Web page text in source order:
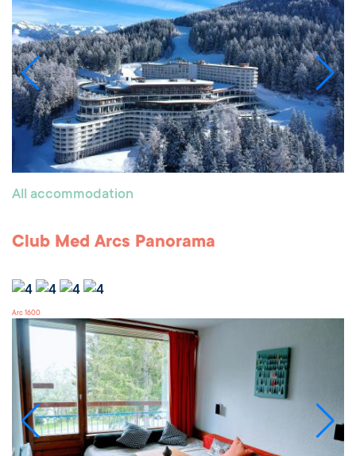
All accommodation
Club Med Arcs Panorama
Arc 1600